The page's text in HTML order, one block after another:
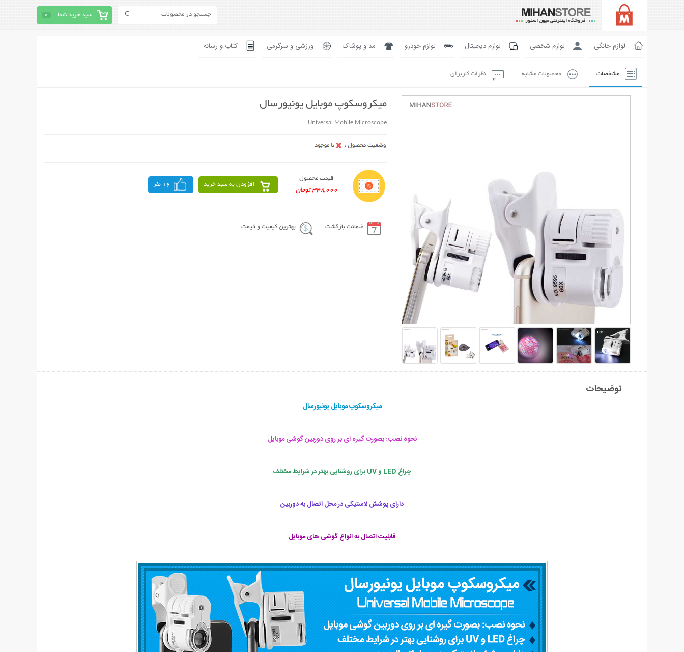
سبد خرید شما 0
لوازم خانگی لوازم شخصی لوازم دیجیتال لوازم خودرو مد و پوشاک ورزشی و سرگرمی کتاب و رسانه
مشخصات محصولات مشابه نظرات کاربران
میکروسکوپ موبایل یونیورسال
Universal Mobile Microscope
قیمت محصول
348,000 تومان
افزودن به سبد خرید 16 نفر
ضمانت بازگشت بهترین کیفیت و قیمت
توضیحات
میکروسکوپ موبایل یونیورسال
نحوه نصب: بصورت گیره ای بر روی دوربین گوشی موبایل
چراغ LED و UV برای روشنایی بهتر در شرایط مختلف
دارای پوشش لاستیکی در محل اتصال به دوربین
قابلیت اتصال به انواع گوشی های موبایل